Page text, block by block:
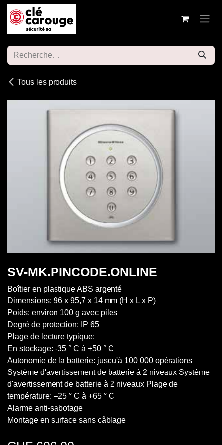
Se rendre au contenu
Tous les produits
SV-MK.PINCODE.ONLINE
Boîtier en plastique ABS argenté
Dimensions: 96 x 95,7 x 14 mm (H x L x P)
Poids: environ 100 g avec piles
Degré de protection: IP 65
Plage de lecture typique:
En stockage: -35 ° C à +50 ° C
Autonomie de la batterie: jusqu'à 100 000 opérations
Système d'avertissement de batterie à 2 niveaux Système
d'avertissement de batterie à 2 niveaux Plage de
température: –25 ° C à +65 ° C
Alarme anti-sabotage
Montage en surface sans câblage